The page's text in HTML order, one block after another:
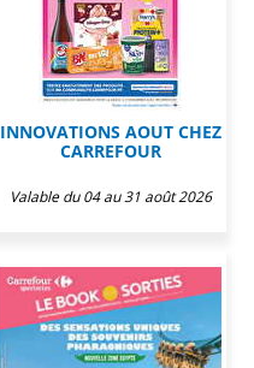
INNOVATIONS AOUT CHEZ
CARREFOUR
Valable du 04 au 31 août 2026